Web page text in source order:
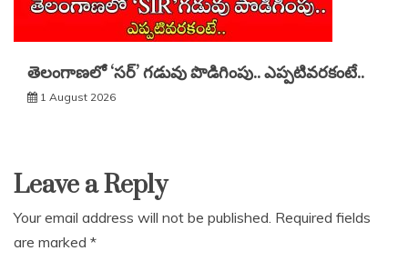
తెలంగాణలో ‘సర్’ గడువు పొడిగింపు.. ఎప్పటివరకంటే..
1 August 2026
Leave a Reply
Your email address will not be published. Required fields
are marked *